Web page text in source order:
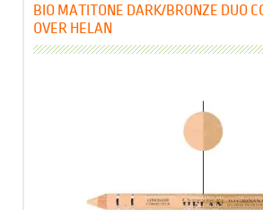
BIO MATITONE DARK/BRONZE DUO
OVER HELAN